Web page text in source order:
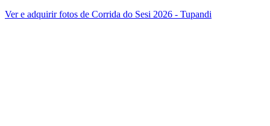
Ver e adquirir fotos de Corrida do Sesi 2026 - Tupandi